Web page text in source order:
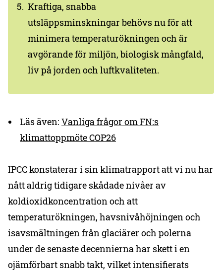
Kraftiga, snabba
utsläppsminskningar behövs nu för att
minimera temperaturökningen och är
avgörande för miljön, biologisk mångfald,
liv på jorden och luftkvaliteten.
Läs även: Vanliga frågor om FN:s
klimattoppmöte COP26
IPCC konstaterar i sin klimatrapport att vi nu har
nått aldrig tidigare skådade nivåer av
koldioxidkoncentration och att
temperaturökningen, havsnivåhöjningen och
isavsmältningen från glaciärer och polerna
under de senaste decennierna har skett i en
ojämförbart snabb takt, vilket intensifierats